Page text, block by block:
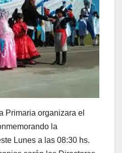
Primaria organizara el
la
Lunes a las 08:30 hs.